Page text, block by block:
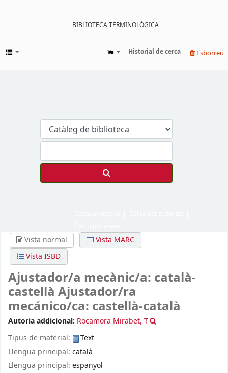
BIBLIOTECA TERMINOLÒGICA
Historial de cerca Esborreu
Vista normal
Vista MARC
Vista ISBD
Ajustador/a mecànic/a: català-
castellà Ajustador/ra
mecánico/ca: castellà-català
Autoria addicional: Rocamora Mirabet, T
Tipus de material:
Text
Llengua principal: català
Llengua principal: espanyol